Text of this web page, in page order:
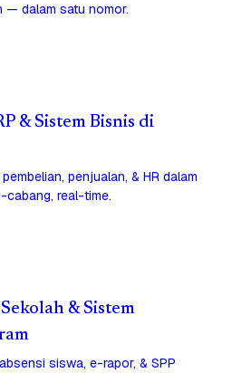
— dalam satu nomor.
& Sistem Bisnis di
penjualan, & HR dalam
real-time.
& Sistem
siswa, e-rapor, & SPP